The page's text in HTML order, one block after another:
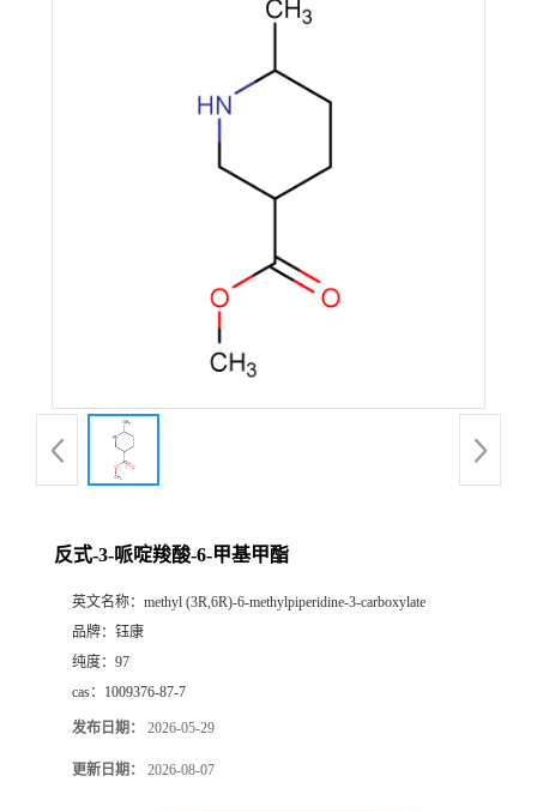
反式-3-哌啶羧酸-6-甲基甲酯
英文名称： methyl (3R,6R)-6-methylpiperidine-3-carboxylate
品牌： 钰康
纯度： 97
cas： 1009376-87-7
发布日期： 2026-05-29
更新日期： 2026-08-07